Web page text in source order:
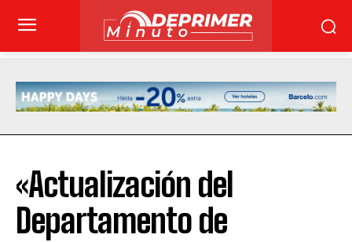
«Actualización del
Departamento de